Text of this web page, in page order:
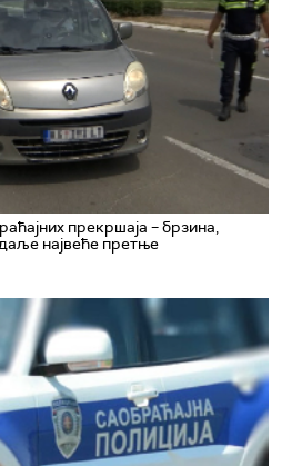
прекршаја – брзина,
највеће претње